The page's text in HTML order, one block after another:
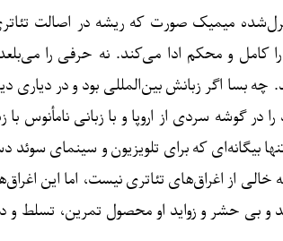
میمیک صورت که ریشه در اصالت
کامل و محکم ادا می‌کند. نه حرفی را
بسا اگر زبانش بین‌المللی بود و در دیاری
سردی از اروپا و با زبانی نامأنوس با
که برای تلویزیون و سینمای سوئد
از اغراق‌های تئاتری نیست، اما این
و بی حشر و زواید او محصول تمرین، تسلط